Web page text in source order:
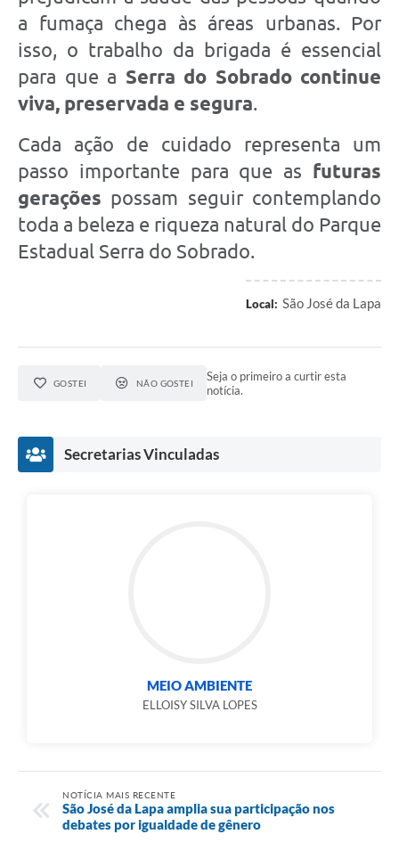
a fumaça chega às áreas urbanas. Por
isso, o trabalho da brigada é essencial
para que a Serra do Sobrado continue
viva, preservada e segura.
Cada ação de cuidado representa um
passo importante para que as futuras
gerações possam seguir contemplando
toda a beleza e riqueza natural do Parque
Estadual Serra do Sobrado.
Local: São José da Lapa
GOSTEI NÃO GOSTEI
Seja o primeiro a curtir esta
notícia.
Secretarias Vinculadas
MEIO AMBIENTE
ELLOISY SILVA LOPES
NOTÍCIA MAIS RECENTE
São José da Lapa amplia sua participação nos
debates por igualdade de gênero